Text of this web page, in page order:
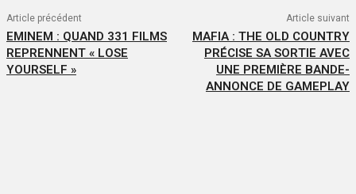
Article précédent
EMINEM : QUAND 331 FILMS
REPRENNENT « LOSE
YOURSELF »
Article suivant
MAFIA : THE OLD COUNTRY
PRÉCISE SA SORTIE AVEC
UNE PREMIÈRE BANDE-
ANNONCE DE GAMEPLAY